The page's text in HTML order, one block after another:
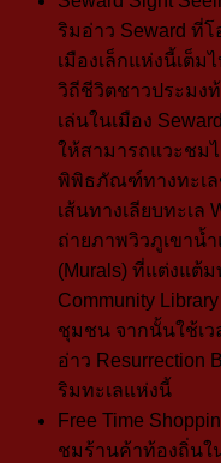
ริมอ่าว Seward ที่
เมืองเล็กแห่งนี้เต็
วิถีชีวิตชาวประมง
เล่นในเมือง
ให้สามารถแวะชมไ
พิพิธภัณฑ์ทางทะเล
เส้นทางเลียบทะเล
ถ่ายภาพวิวภูเขาน้
(Murals) ที่แต่งแต้
Community
ชุมชน จากนั้นใช้เว
อ่าว Resurrection
ริมทะเลแห่งนี้
Free Time
ชมร้านค้าท้องถิ่นใ